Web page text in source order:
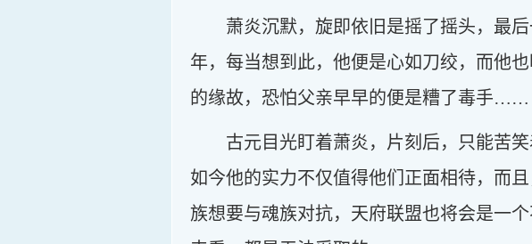
萧炎沉默，旋即依旧是摇了摇头，最
年，每当想到此，他便是心如刀绞，而他
的缘故，恐怕父亲早早的便是糟了毒手……
古元目光盯着萧炎，片刻后，只能苦
如今他的实力不仅值得他们正面相待，而
族想要与魂族对抗，天府联盟也将会是一